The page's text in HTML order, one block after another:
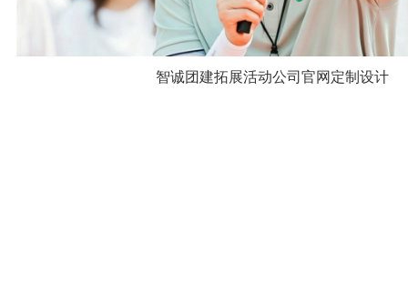
智诚团建拓展活动公司官网定制设计